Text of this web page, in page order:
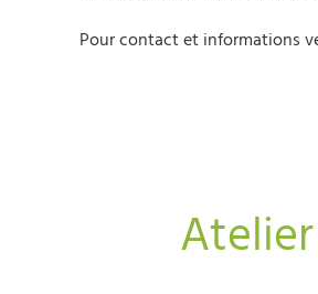
Pour contact et informations